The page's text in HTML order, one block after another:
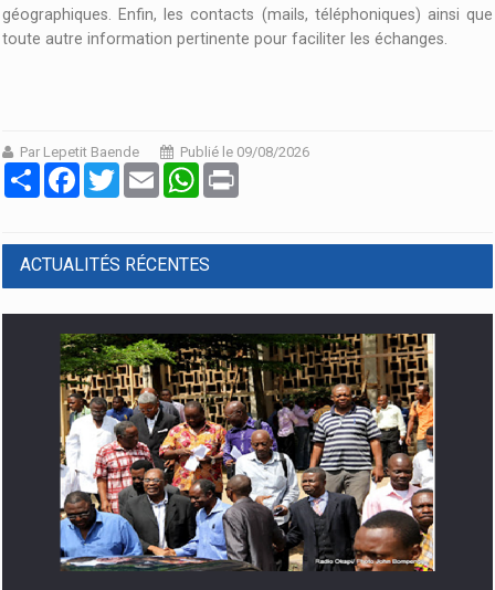
géographiques. Enfin, les contacts (mails, téléphoniques) ainsi que
toute autre information pertinente pour faciliter les échanges.
Par Lepetit Baende
Publié le 09/08/2026
PartagerFacebook
Twitter Email WhatsApp
ACTUALITÉS RÉCENTES